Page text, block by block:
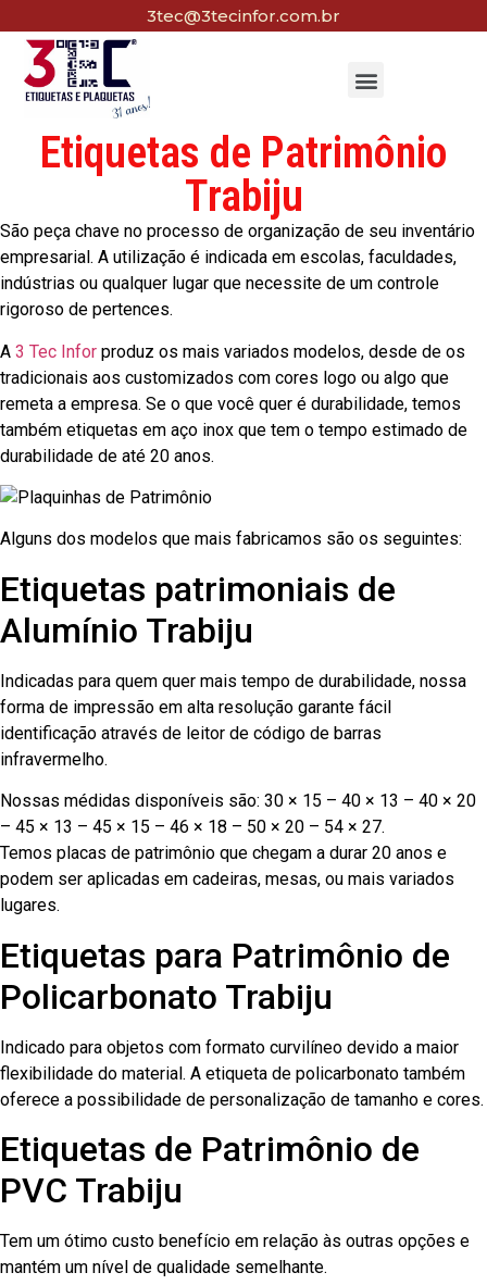
3tec@3tecinfor.com.br
Etiquetas de Patrimônio
Trabiju
São peça chave no processo de organização de seu inventário
empresarial. A utilização é indicada em escolas, faculdades,
indústrias ou qualquer lugar que necessite de um controle
rigoroso de pertences.
A 3 Tec Infor produz os mais variados modelos, desde de os
tradicionais aos customizados com cores logo ou algo que
remeta a empresa. Se o que você quer é durabilidade, temos
também etiquetas em aço inox que tem o tempo estimado de
durabilidade de até 20 anos.
Alguns dos modelos que mais fabricamos são os seguintes:
Etiquetas patrimoniais de
Alumínio Trabiju
Indicadas para quem quer mais tempo de durabilidade, nossa
forma de impressão em alta resolução garante fácil
identificação através de leitor de código de barras
infravermelho.
Nossas médidas disponíveis são: 30 × 15 – 40 × 13 – 40 × 20
– 45 × 13 – 45 × 15 – 46 × 18 – 50 × 20 – 54 × 27.
Temos placas de patrimônio que chegam a durar 20 anos e
podem ser aplicadas em cadeiras, mesas, ou mais variados
lugares.
Etiquetas para Patrimônio de
Policarbonato Trabiju
Indicado para objetos com formato curvilíneo devido a maior
flexibilidade do material. A etiqueta de policarbonato também
oferece a possibilidade de personalização de tamanho e cores.
Etiquetas de Patrimônio de
PVC Trabiju
Tem um ótimo custo benefício em relação às outras opções e
mantém um nível de qualidade semelhante.